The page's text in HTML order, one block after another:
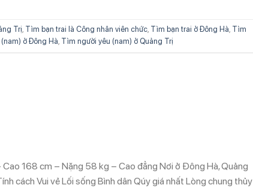
Trị Tìm bạn trai là Công nhân viên chức Tìm bạn trai ở Đông Hà Tìm
ở Đông Hà Tìm người yêu (nam) ở Quảng Trị
168 cm – Nặng 58 kg – Cao đẳng Nơi ở Đông Hà, Quảng
cách Vui vẻ Lối sống Bình dân Qúy giá nhất Lòng chung thủy